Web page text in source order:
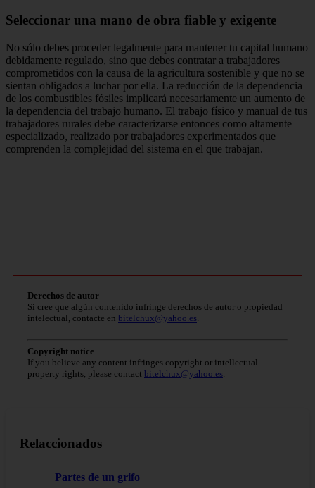
Seleccionar una mano de obra fiable y exigente
No sólo debes proceder legalmente para mantener tu capital humano
debidamente regulado, sino que debes contratar a trabajadores
comprometidos con la causa de la agricultura sostenible y que no se
sientan obligados a luchar por ella. La reducción de la dependencia
de los combustibles fósiles implicará necesariamente un aumento de
la dependencia del trabajo humano. El trabajo físico y manual de tus
trabajadores rurales debe caracterizarse entonces como altamente
especializado, realizado por trabajadores experimentados que
comprenden la complejidad del sistema en el que trabajan.
Derechos de autor
Si cree que algún contenido infringe derechos de autor o propiedad
intelectual, contacte en bitelchux@yahoo.es
Copyright notice
If you believe any content infringes copyright or intellectual
property rights, please contact bitelchux@yahoo.es
Relaccionados
Partes de un grifo